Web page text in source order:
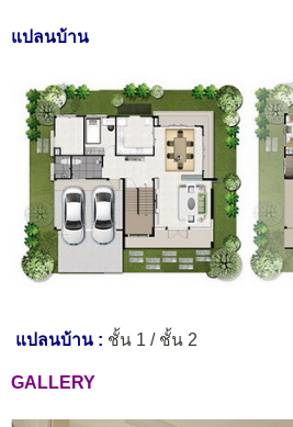
แปลนบ้าน
แปลนบ้าน : ชั้น 1 / ชั้น 2
GALLERY